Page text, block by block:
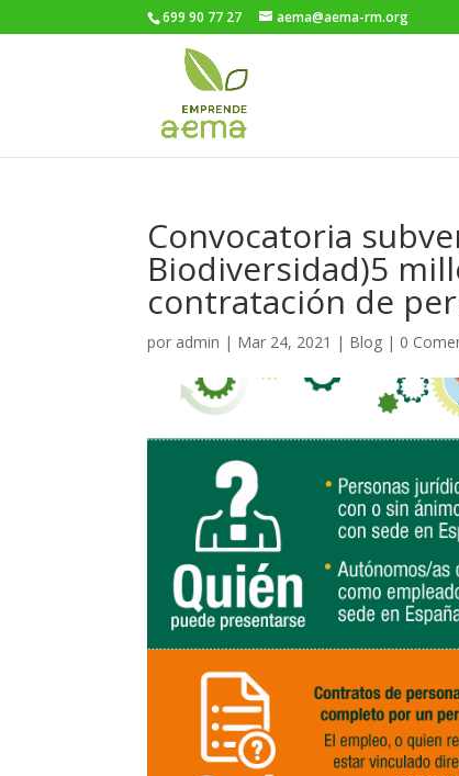
699 90 77 27 aema@aema-rm.org
Convocatoria
Biodiversidad)5
contratación de
por admin | Mar 24, 2021 | Blog | 0